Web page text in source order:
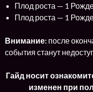
Плод роста — 1
Плод роста — 1
Внимание: после
события станут
Гайд носит
изменен при